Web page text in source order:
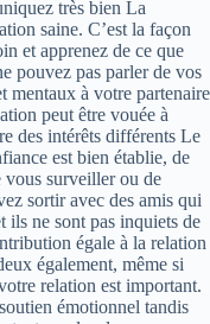
très bien La
saine. C’est la façon
et apprenez de ce que
pouvez pas parler de vos
mentaux à votre partenaire
peut être vouée à
des intérêts différents Le
est bien établie, de
vous surveiller ou de
sortir avec des amis qui
ils ne sont pas inquiets de
égale à la relation
également, même si
relation est important.
émotionnel tandis